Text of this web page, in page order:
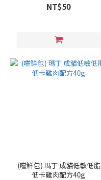
NT$50
(嚐鮮包) 瑪丁 成貓低敏低脂
低卡雞肉配方40g